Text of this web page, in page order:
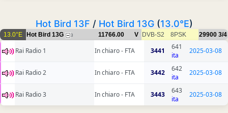
Hot Bird 13F / Hot Bird 13G(13.0°E)
13.0°E Hot Bird 13G 3 11766.00 V DVB-S2 8PSK 29900 3/4
Rai Radio 1 In chiaro - FTA 3441
641
ita
2025-03-08
Rai Radio 2 In chiaro - FTA 3442
642
ita
2025-03-08
Rai Radio 3 In chiaro - FTA 3443
643
ita
2025-03-08